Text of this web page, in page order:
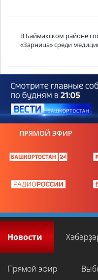
В Баймакском районе
«Зарница» среди
ПРЯМОЙ ЭФИР
Новости
Прямой эфир